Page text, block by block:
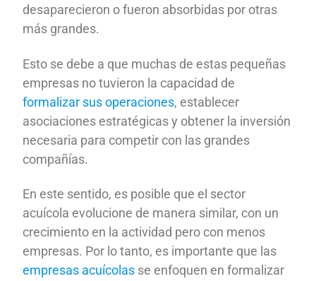
desaparecieron o fueron absorbidas por otras
más grandes.
Esto se debe a que muchas de estas pequeñas
empresas no tuvieron la capacidad de
formalizar sus operaciones, establecer
asociaciones estratégicas y obtener la inversión
necesaria para competir con las grandes
compañías.
En este sentido, es posible que el sector
acuícola evolucione de manera similar, con un
crecimiento en la actividad pero con menos
empresas. Por lo tanto, es importante que las
empresas acuícolas se enfoquen en formalizar